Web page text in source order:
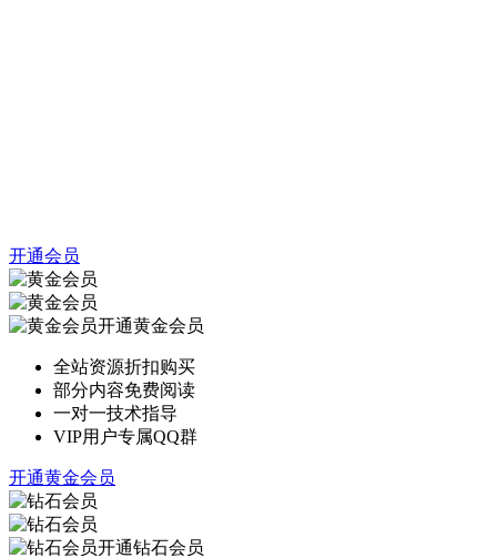
开通会员
开通黄金会员
全站资源折扣购买
部分内容免费阅读
一对一技术指导
VIP用户专属QQ群
开通黄金会员
开通钻石会员